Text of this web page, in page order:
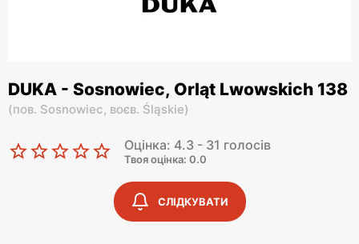
DUKA - Sosnowiec, Orląt Lwowskich 138
(пов. Sosnowiec, воєв. Śląskie)
Оцінка: 4.3 - 31 голосів
Твоя оцінка: 0.0
СЛІДКУВАТИ